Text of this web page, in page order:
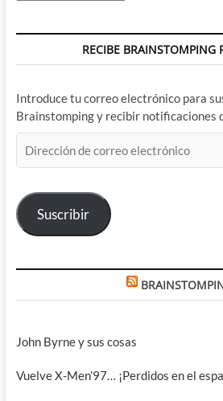
RECIBE BRAINSTOMPING
Introduce tu correo electrónico para
Brainstomping y recibir notificaciones
de
electrónico
Suscribir
John Byrne y sus cosas
Vuelve X-Men’97… ¡Perdidos en el